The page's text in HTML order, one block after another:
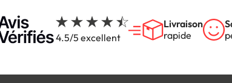
4.5/5 excellent
Livraison
rapide